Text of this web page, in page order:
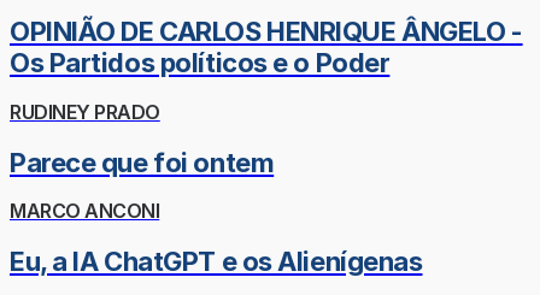
OPINIÃO DE CARLOS HENRIQUE ÂNGELO -
Os Partidos políticos e o Poder
RUDINEY PRADO
Parece que foi ontem
MARCO ANCONI
Eu, a IA ChatGPT e os Alienígenas